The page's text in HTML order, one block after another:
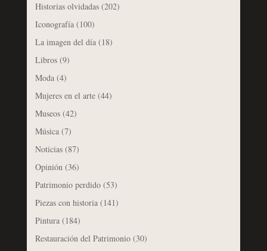
Historias olvidadas(202)
Iconografía(100)
La imagen del día(18)
Libros(9)
Moda(4)
Mujeres en el arte(44)
Museos(42)
Música(7)
Noticias(87)
Opinión(36)
Patrimonio perdido(53)
Piezas con historia(141)
Pintura(184)
Restauración del Patrimonio(30)